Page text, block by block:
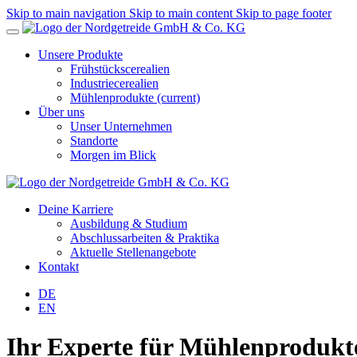
Skip to main navigation Skip to main content Skip to page footer
Unsere Produkte
Frühstückscerealien
Industriecerealien
Mühlenprodukte (current)
Über uns
Unser Unternehmen
Standorte
Morgen im Blick
Deine Karriere
Ausbildung & Studium
Abschlussarbeiten & Praktika
Aktuelle Stellenangebote
Kontakt
DE
EN
Ihr Experte für